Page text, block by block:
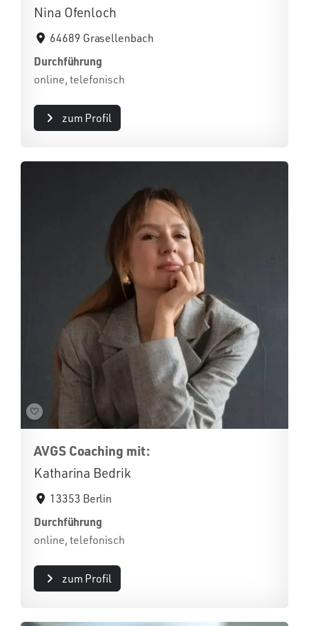
Nina Ofenloch
64689 Grasellenbach
Durchführung
online, telefonisch
zum Profil
AVGS Coaching mit:
Katharina Bedrik
13353 Berlin
Durchführung
online, telefonisch
zum Profil